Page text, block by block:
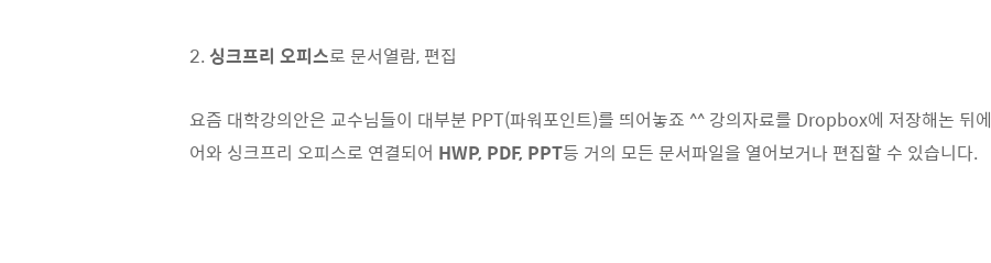
2. 싱크프리 오피스로 문서열람, 편집
요즘 대학강의안은 교수님들이 대부분 PPT(파워포인트)를 띄어놓죠 ^^ 강의자료를 Dropbox에 저장해논 뒤에
어와 싱크프리 오피스로 연결되어 HWP, PDF, PPT등 거의 모든 문서파일을 열어보거나 편집할 수 있습니다.